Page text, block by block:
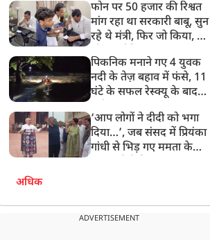
बेटी को गोद लें प्रधानमंत्री
फोन पर 50 हजार की रिश्वत
मांग रहा था सरकारी बाबू, सुन
रहे थे मंत्री, फिर जो किया, वो
पिकनिक मनाने गए 4 युवक
नदी के तेज़ बहाव में फंसे, 11
घंटे के सफल रेस्क्यू के बाद
‘आप लोगों ने दीदी को भगा
दिया…’, जब संसद में प्रियंका
गांधी से भिड़ गए ममता के
अधिक
ADVERTISEMENT